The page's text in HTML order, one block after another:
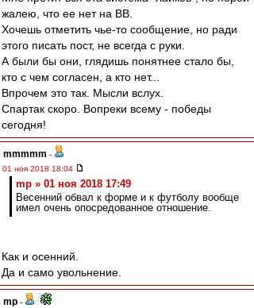
жалею, что ее нет на ВВ.
Хочешь отметить чье-то сообщение, но ради
этого писать пост, не всегда с руки.
А были бы они, глядишь понятнее стало бы,
кто с чем согласен, а кто нет...
Впрочем это так. Мысли вслух.
Спартак скоро. Вопреки всему - победы
сегодня!
mmmmm -
01 ноя 2018 18:04
mp » 01 ноя 2018 17:49
Весенний обвал к форме и к футболу вообще
имел очень опосредованное отношение.
Как и осенний.
Да и само увольнение.
mp -